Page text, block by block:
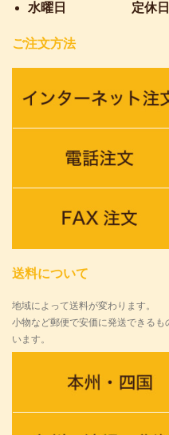
水曜日
定休日
ご注文方法
送料について
地域によって送料が変わります。
小物など郵便で安価に発送できる
います。